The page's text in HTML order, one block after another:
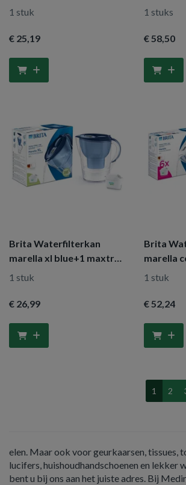
1 stuk
€ 25,19
1 stuks
€ 58,50
Brita Waterfilterkan
marella xl blue+1 maxtra
pro
1 stuk
€ 26,99
Brita
marella
maxtra filt
1 stuk
€ 52,24
1 2
elen. Maar ook voor geurkaarsen, tissues,
lucifers, huishoudhandschoenen en lekker
bent u bij ons aan het juiste adres. Bij